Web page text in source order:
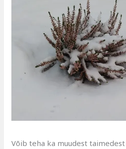
Võib teha ka muudest